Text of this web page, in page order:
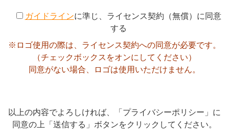
ガイドラインに準じ、ライセンス契約（無償）に同意
する
※ロゴ使用の際は、ライセンス契約への同意が必要です。
（チェックボックスをオンにしてください）
同意がない場合、ロゴは使用いただけません。
以上の内容でよろしければ、「プライバシーポリシー」に
同意の上「送信する」ボタンをクリックしてください。